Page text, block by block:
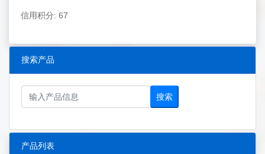
信用积分: 67
搜索产品
搜索
产品列表